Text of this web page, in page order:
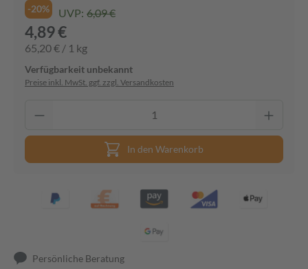
-20% UVP: 6,09 €
4,89 €
65,20 € / 1 kg
Verfügbarkeit unbekannt
Preise inkl. MwSt. ggf. zzgl. Versandkosten
In den Warenkorb
Persönliche Beratung